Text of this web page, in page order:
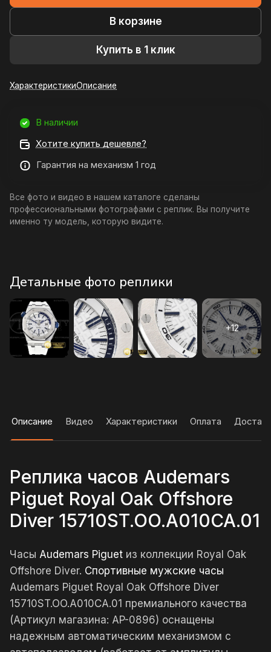
В корзине
Купить в 1 клик
ХарактеристикиОписание
В наличии
Хотите купить дешевле?
Гарантия на механизм 1 год
Все фото и видео в нашем каталоге сделаны
профессиональными фотографами с реплик. Вы получите
именно ту модель, которую видите.
Детальные фото реплики
Описание Видео Характеристики Оплата
Реплика часов Audemars
Piguet Royal Oak Offshore
Diver 15710ST.OO.A010CA.01
Часы Audemars Piguet из коллекции Royal Oak
Offshore Diver. Спортивные мужские часы
Audemars Piguet Royal Oak Offshore Diver
15710ST.OO.A010CA.01 премиального качества
(Артикул магазина: AP-0896) оснащены
надежным автоматическим механизмом с